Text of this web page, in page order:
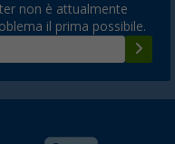
non è attualmente
il prima possibile.